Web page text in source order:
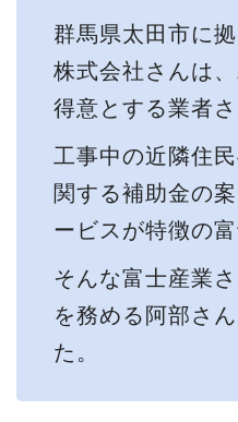
群馬県太田市に
株式会社さんは
得意とする業者さ
工事中の近隣住
関する補助金の
ービスが特徴の富
そんな富士産業
を務める阿部さ
た。